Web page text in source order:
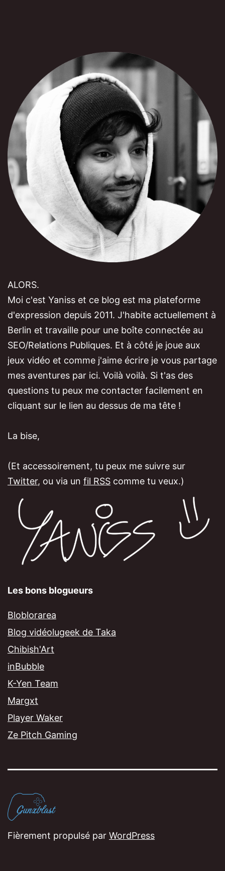
ALORS.
Moi c'est Yaniss et ce blog est ma plateforme
d'expression depuis 2011. J'habite actuellement à
Berlin et travaille pour une boîte connectée au
SEO/Relations Publiques. Et à côté je joue aux
jeux vidéo et comme j'aime écrire je vous partage
mes aventures par ici. Voilà voilà. Si t'as des
questions tu peux me contacter facilement en
cliquant sur le lien au dessus de ma tête !
La bise,
(Et accessoirement, tu peux me suivre sur
Twitter, ou via un fil RSS comme tu veux.)
Les bons blogueurs
Bloblorarea
Blog vidéolugeek de Taka
Chibish'Art
inBubble
K-Yen Team
Margxt
Player Waker
Ze Pitch Gaming
Fièrement propulsé par WordPress